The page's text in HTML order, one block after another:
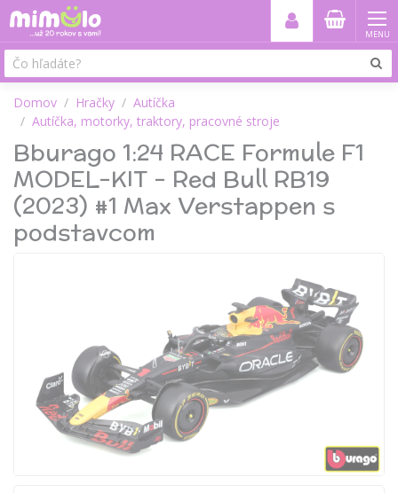
MENU
Domov Hračky
Autíčka
Autíčka, motorky, traktory, pracovné stroje
Bburago 1:24 RACE Formule F1
MODEL-KIT - Red Bull RB19
(2023) #1 Max Verstappen s
podstavcom